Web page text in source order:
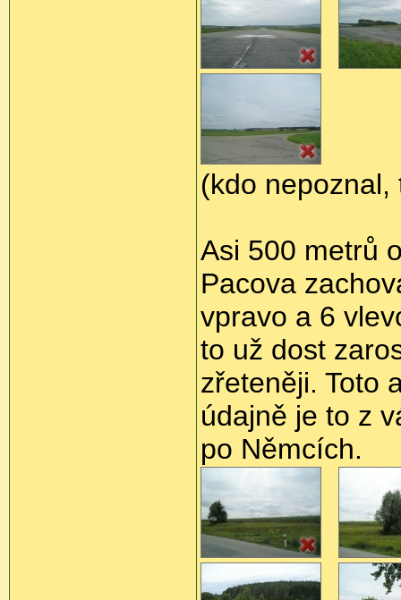
(kdo
Asi 500 metrů
Pacova
vpravo a 6
to už dost
zřeteněji. Toto
údajně je to z
po Němcích.